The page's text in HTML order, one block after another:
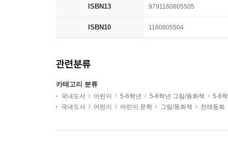
ISBN13 9791160805505
ISBN10 1160805504
관련분류
카테고리 분류
국내도서 어린이 5-6학년 5-6학년 그림/동화책
5-6
국내도서
어린이 어린이 문학 그림/동화책 전래동화